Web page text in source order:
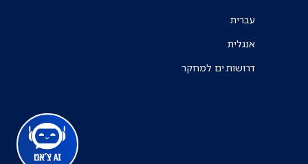
AI צ'אט
עברית
אנגלית
דרושות.ים למחקר